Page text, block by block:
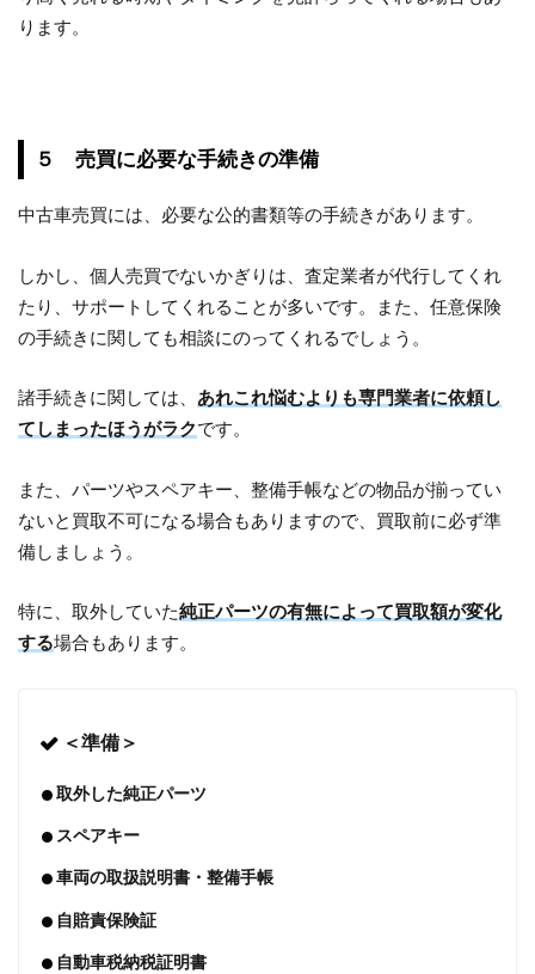
ります。
５ 売買に必要な手続きの準備
中古車売買には、必要な公的書類等の手続きがあります。
しかし、個人売買でないかぎりは、査定業者が代行してくれ
たり、サポートしてくれることが多いです。また、任意保険
の手続きに関しても相談にのってくれるでしょう。
諸手続きに関しては、 あれこれ悩むよりも専門業者に依頼し
てしまったほうがラクです。
また、パーツやスペアキー、整備手帳などの物品が揃ってい
ないと買取不可になる場合もありますので、買取前に必ず準
備しましょう。
特に、取外していた純正パーツの有無によって買取額が変化
する場合もあります。
＜準備＞
取外した純正パーツ
スペアキー
車両の取扱説明書・整備手帳
自賠責保険証
自動車税納税証明書